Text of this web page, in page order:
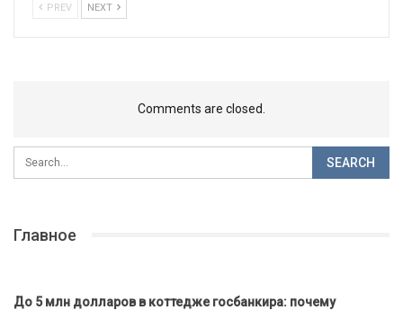
PREV NEXT
Comments are closed.
Главное
До 5 млн долларов в коттедже госбанкира: почему